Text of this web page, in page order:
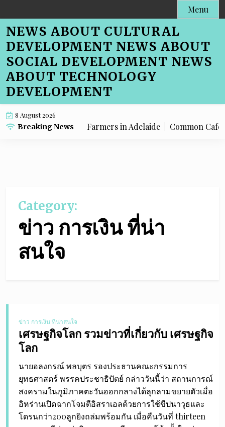
to
content
Menu
NEWS ABOUT CULTURAL
DEVELOPMENT NEWS ABOUT
SOCIAL DEVELOPMENT NEWS
ABOUT TECHNOLOGY
DEVELOPMENT
8 August 2026
Breaking News
Menu SEO for Farmers in Adelaide |Common Cafe
Category:
ข่าว การเงิน ที่น่า
สนใจ
ข่าว การเงิน ที่น่าสนใจ
เศรษฐกิจโลก รวมข่าวที่เกี่ยวกับ เศรษฐกิจ
โลก
นายอลงกรณ์ พลบุตร รองประธานคณะกรรมการ
ยุทธศาสตร์ พรรคประชาธิปัตย์ กล่าววันนี้ว่า สถานการณ์
สงครามในภูมิภาคตะวันออกกลางได้ลุกลามขยายตัวเมื่อ
อิหร่านเปิดฉากโจมตีอิสราเอลด้วยการใช้ขีปนาวุธและ
โดรนกว่า200ลูกยิงถล่มพร้อมกัน เมื่อคืนวันที่ thirteen